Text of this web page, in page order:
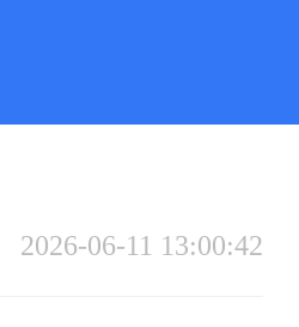
2026-06-11 13:00:42